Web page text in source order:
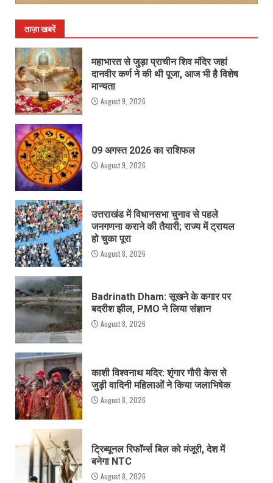
ताज़ा खबरें
महाभारत से जुड़ा प्राचीन शिव मंदिर जहां
दानवीर कर्ण ने की थी पूजा, आज भी है विशेष
मान्यता
August 9, 2026
09 अगस्त 2026 का राशिफल
August 9, 2026
उत्तराखंड में विधानसभा चुनाव से पहले
जनगणना कराने की तैयारी; राज्य में ट्रायल
हो चुका पूरा
August 8, 2026
Badrinath Dham: सूखने के कगार पर
बदरीश झील, PMO ने लिया संज्ञान
August 8, 2026
काशी विश्वनाथ मदिर: शृंगार गौरी केस से
जुड़ी वादिनी महिलाओं ने किया जलाभिषेक
August 8, 2026
ट्रिब्यूनल रिफॉर्म्स बिल को मंजूरी, देश में
बनेगा NTC
August 8, 2026